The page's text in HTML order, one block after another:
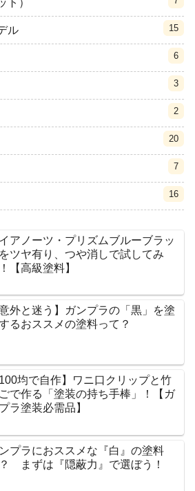
ル 15
6
3
2
20
7
16
アノーツ・プリズムブルーブラッ
ツヤ有り、つや消しで試してみ
【高級塗料】
意外と迷う】ガンプラの「黒」を塗
るおススメの塗料って？
100均で自作】ワニ口クリップと竹
で作る「塗装の持ち手棒」！【ガ
ラ塗装必需品】
プラにおススメな『白』の塗料
まずは『隠蔽力』で選ぼう！